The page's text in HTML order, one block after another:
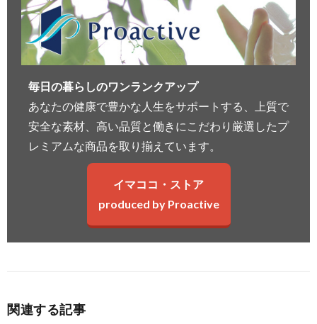
毎日の暮らしのワンランクアップ
あなたの健康で豊かな人生をサポートする、上質で
安全な素材、高い品質と働きにこだわり厳選したプ
レミアムな商品を取り揃えています。
イマココ・ストア
produced by Proactive
関連する記事